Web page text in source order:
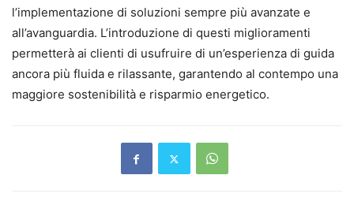
l’implementazione di soluzioni sempre più avanzate e
all’avanguardia. L’introduzione di questi miglioramenti
permetterà ai clienti di usufruire di un’esperienza di guida
ancora più fluida e rilassante, garantendo al contempo una
maggiore sostenibilità e risparmio energetico.